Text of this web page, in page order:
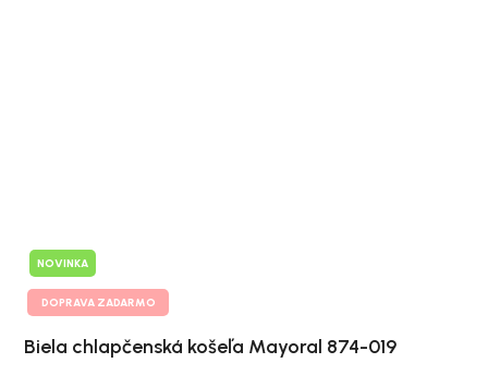
NOVINKA
DOPRAVA ZADARMO
Biela chlapčenská košeľa Mayoral 874-019